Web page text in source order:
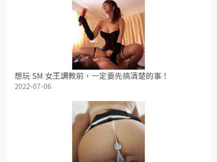
想玩 SM 女王調教前，一定要先搞清楚的事！
2022-07-06